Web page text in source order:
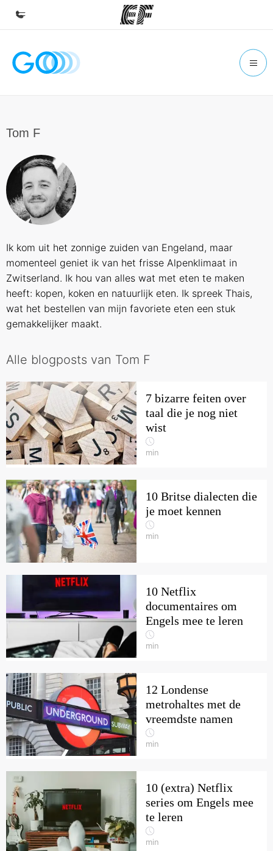
Home
Vind een kantoor
Over ons
Wie wij zijn
Tom F
Ik kom uit het zonnige zuiden van Engeland, maar
momenteel geniet ik van het frisse Alpenklimaat in
Zwitserland. Ik hou van alles wat met eten te maken
heeft: kopen, koken en natuurlijk eten. Ik spreek Thais,
wat het bestellen van mijn favoriete eten een stuk
gemakkelijker maakt.
Alle blogposts van Tom F
7 bizarre feiten over
taal die je nog niet
wist
min
10 Britse dialecten die
je moet kennen
min
10 Netflix
documentaires om
Engels mee te leren
min
12 Londense
metrohaltes met de
vreemdste namen
min
10 (extra) Netflix
series om Engels mee
te leren
min